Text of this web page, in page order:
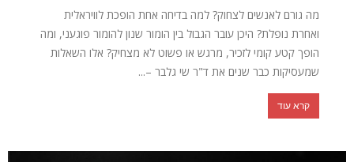
מה גורם לאנשים לצחוק? למה בדיחה אחת הופכת לוויראלית
ואחרת נופלת? היכן עובר הגבול בין הומור שנון להומור פוגעני, ומה
הופך קטע קומי לזכיר, מרגש או פשוט לא מצחיק? אלו השאלות
שמעסיקות כבר שנים את ד"ר שי גלבר –...
קרא עוד